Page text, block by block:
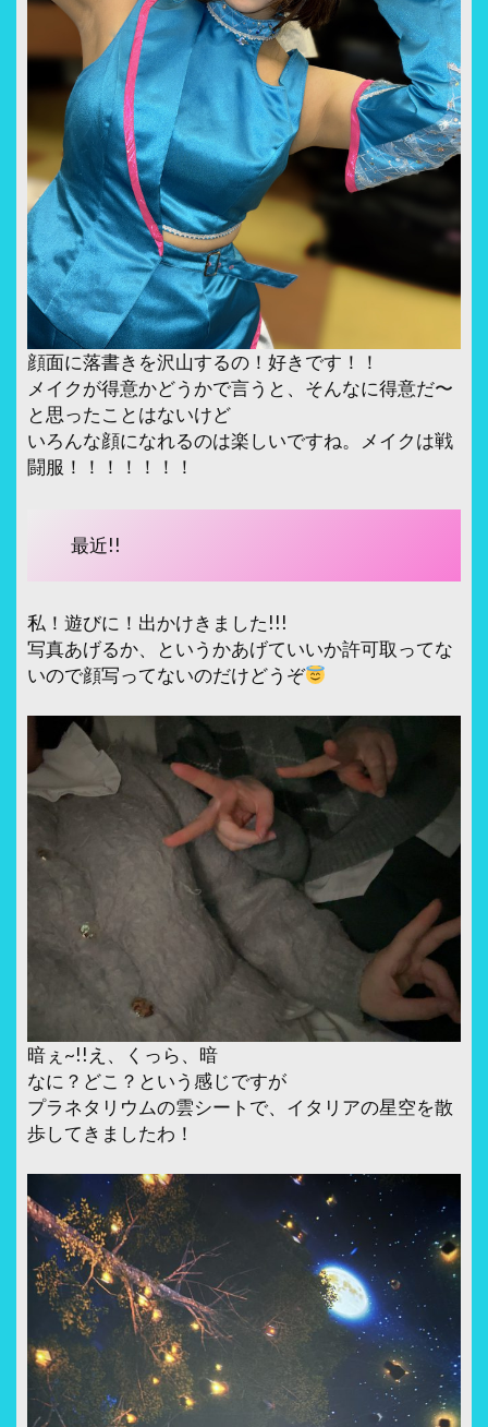
顔面に落書きを沢山するの！好きです！！
メイクが得意かどうかで言うと、そんなに得意だ〜
と思ったことはないけど
いろんな顔になれるのは楽しいですね。メイクは戦
闘服！！！！！！！
最近!!
私！遊びに！出かけきました!!!
写真あげるか、というかあげていいか許可取ってな
いので顔写ってないのだけどうぞ
暗ぇ~!!え、くっら、暗
なに？どこ？という感じですが
プラネタリウムの雲シートで、イタリアの星空を散
歩してきましたわ！